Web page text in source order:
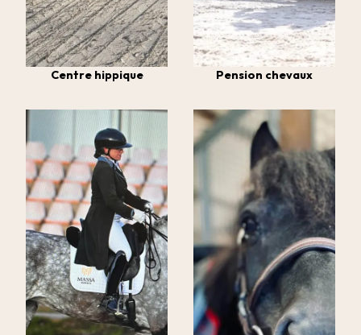
Centre hippique Pension chevaux